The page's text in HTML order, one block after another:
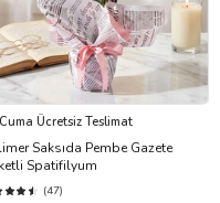
Cuma Ücretsiz Teslimat
Saksıda Pembe Gazete
Spatifilyum
(47)